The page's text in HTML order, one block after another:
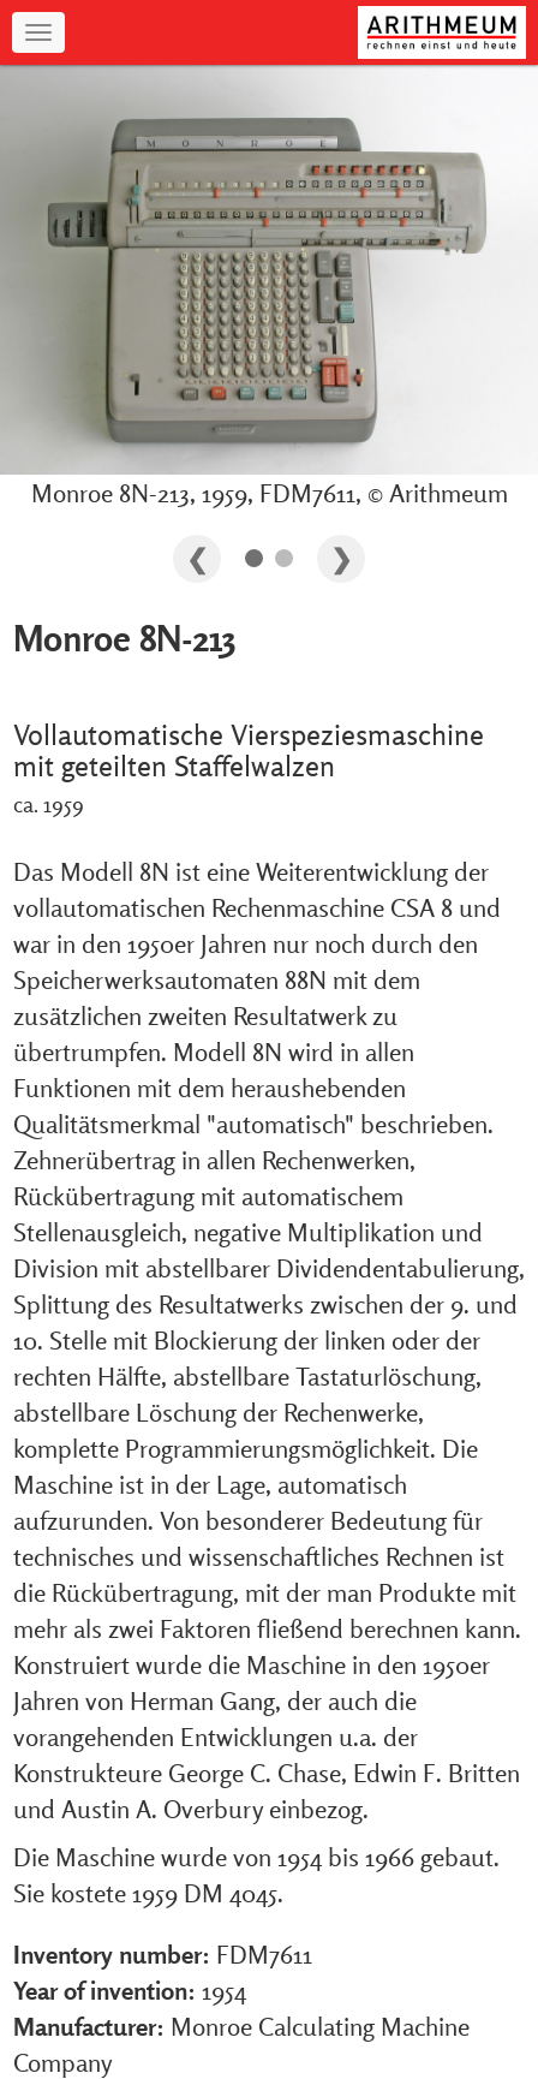
Navigation
Monroe 8N-213, 1959, FDM7611, © Arithmeum
Monroe 8N-213
Vollautomatische Vierspeziesmaschine
mit geteilten Staffelwalzen
ca. 1959
Das Modell 8N ist eine Weiterentwicklung der
vollautomatischen Rechenmaschine CSA 8 und
war in den 1950er Jahren nur noch durch den
Speicherwerksautomaten 88N mit dem
zusätzlichen zweiten Resultatwerk zu
übertrumpfen. Modell 8N wird in allen
Funktionen mit dem heraushebenden
Qualitätsmerkmal "automatisch" beschrieben.
Zehnerübertrag in allen Rechenwerken,
Rückübertragung mit automatischem
Stellenausgleich, negative Multiplikation und
Division mit abstellbarer Dividendentabulierung,
Splittung des Resultatwerks zwischen der 9. und
10. Stelle mit Blockierung der linken oder der
rechten Hälfte, abstellbare Tastaturlöschung,
abstellbare Löschung der Rechenwerke,
komplette Programmierungsmöglichkeit. Die
Maschine ist in der Lage, automatisch
aufzurunden. Von besonderer Bedeutung für
technisches und wissenschaftliches Rechnen ist
die Rückübertragung, mit der man Produkte mit
mehr als zwei Faktoren fließend berechnen kann.
Konstruiert wurde die Maschine in den 1950er
Jahren von Herman Gang, der auch die
vorangehenden Entwicklungen u.a. der
Konstrukteure George C. Chase, Edwin F. Britten
und Austin A. Overbury einbezog.
Die Maschine wurde von 1954 bis 1966 gebaut.
Sie kostete 1959 DM 4045.
Inventory number: FDM7611
Year of invention: 1954
Manufacturer: Monroe Calculating Machine
Company